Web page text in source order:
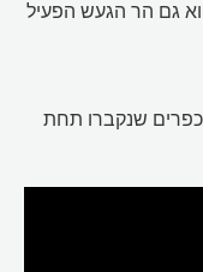
מטר, אתנה הוא גם הר הגעש הפעיל
שנקברו תחת